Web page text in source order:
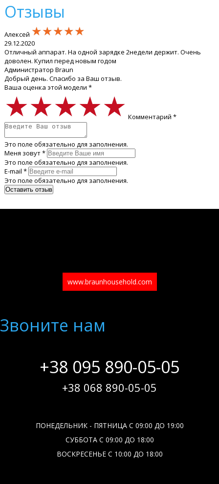
Отзывы
Алексей ★★★★★
★★★★★
★★★★★
29.12.2020
Отличный аппарат. На одной зарядке 2недели держит. Очень
доволен. Купил перед новым годом
Администратор Braun
Добрый день. Спасибо за Ваш отзыв.
Ваша оценка этой модели *
★★★★★
★★★★★
★★★★★ Комментарий *
Это поле обязательно для заполнения.
Меня зовут *
Это поле обязательно для заполнения.
E-mail *
Это поле обязательно для заполнения.
www.braunhousehold.com
Звоните нам
+38 095 890-05-05
+38 068 890-05-05
ПОНЕДЕЛЬНИК - ПЯТНИЦА С 09:00 ДО 19:00
СУББОТА С 09:00 ДО 18:00
ВОСКРЕСЕНЬЕ С 10:00 ДО 18:00